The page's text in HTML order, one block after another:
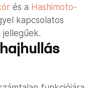
és a Hashimoto-
kapcsolatos
jellegűek.